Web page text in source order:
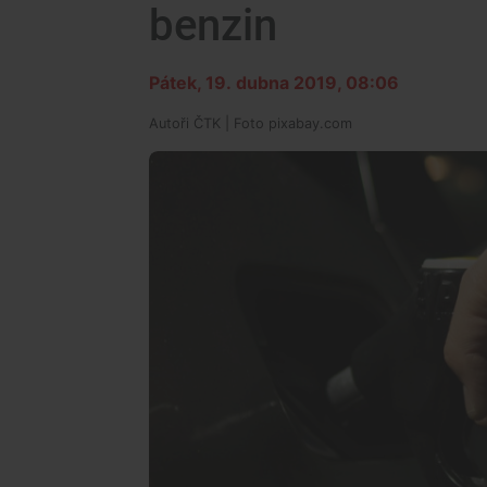
benzin
Pátek, 19. dubna 2019, 08:06
Autoři ČTK | Foto pixabay.com